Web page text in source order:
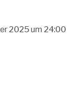
2025 um 24:00